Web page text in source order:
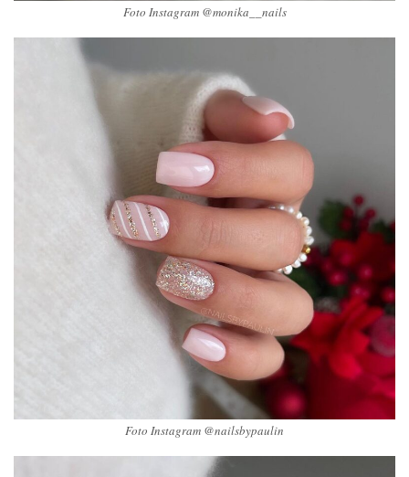
Foto Instagram @monika__nails
Foto Instagram @nailsbypaulin